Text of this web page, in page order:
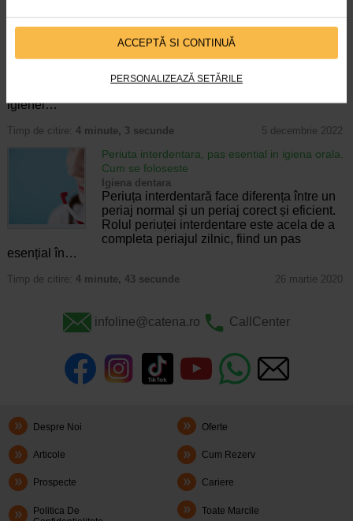
ACCEPTĂ SI CONTINUĂ
PERSONALIZEAZĂ SETĂRILE
Igiena dentara
Tartru dentar apare in cazul tuturor
oamenilor, chiar daca exista mai multe
metode de preventie care pot ajuta la
gestionarea acestei probleme. Inclusiv
igienei…
Timp de citire: 4 minute, 3 secunde 5 decembrie 2022
Periuta interdentara, pas esential in igiena orala.
Cum se foloseste
Igiena dentara
Periuța interdentară face diferența între un
periaj normal și un periaj corect și eficient.
Rolul periuței interdentare este acela de a
completa periajul zilnic, fiind un pas
esențial în…
Timp de citire: 4 minute, 43 secunde 26 martie 2020
infoline@catena.ro CallCenter
Despre Noi Oferte
Articole Cum Rezerv
Prospecte Cariere
Politica De
Toate Marcile